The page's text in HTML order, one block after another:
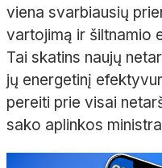
viena svarbiausių
vartojimą ir šiltnamio
Tai skatins naujų
jų energetinį
pereiti prie visai
sako aplinkos